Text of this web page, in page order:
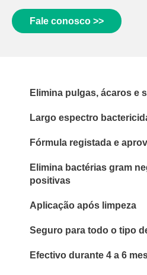
Fale conosco >>
Elimina pulgas, ácaros e
Largo espectro
Fórmula registada e
Elimina bactérias gram
positivas
Aplicação após limpeza
Seguro para todo o tipo
Efectivo durante 4 a 6